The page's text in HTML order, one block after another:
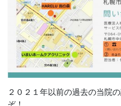
２０２１年以前の過去の当院
ぞ！